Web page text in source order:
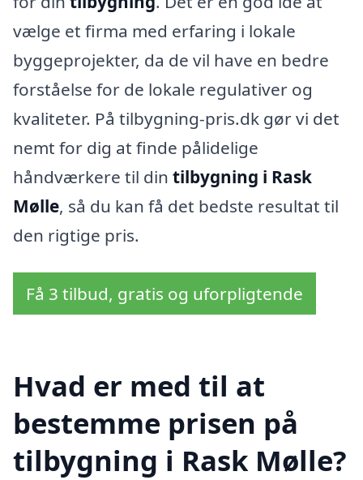
vælge et firma med erfaring i lokale
byggeprojekter, da de vil have en bedre
forståelse for de lokale regulativer og
kvaliteter. På tilbygning-pris.dk gør vi det
nemt for dig at finde pålidelige
håndværkere til din tilbygning i Rask
Mølle, så du kan få det bedste resultat til
den rigtige pris.
Få 3 tilbud, gratis og uforpligtende
Hvad er med til at
bestemme prisen på
tilbygning i Rask Mølle?